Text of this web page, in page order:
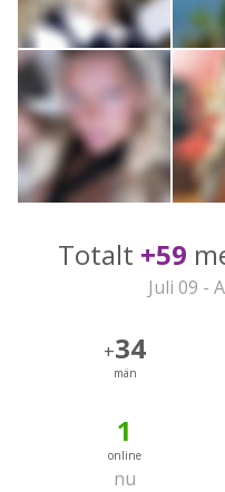
Totalt +59
Juli 09 -
+34
män
1
online
nu